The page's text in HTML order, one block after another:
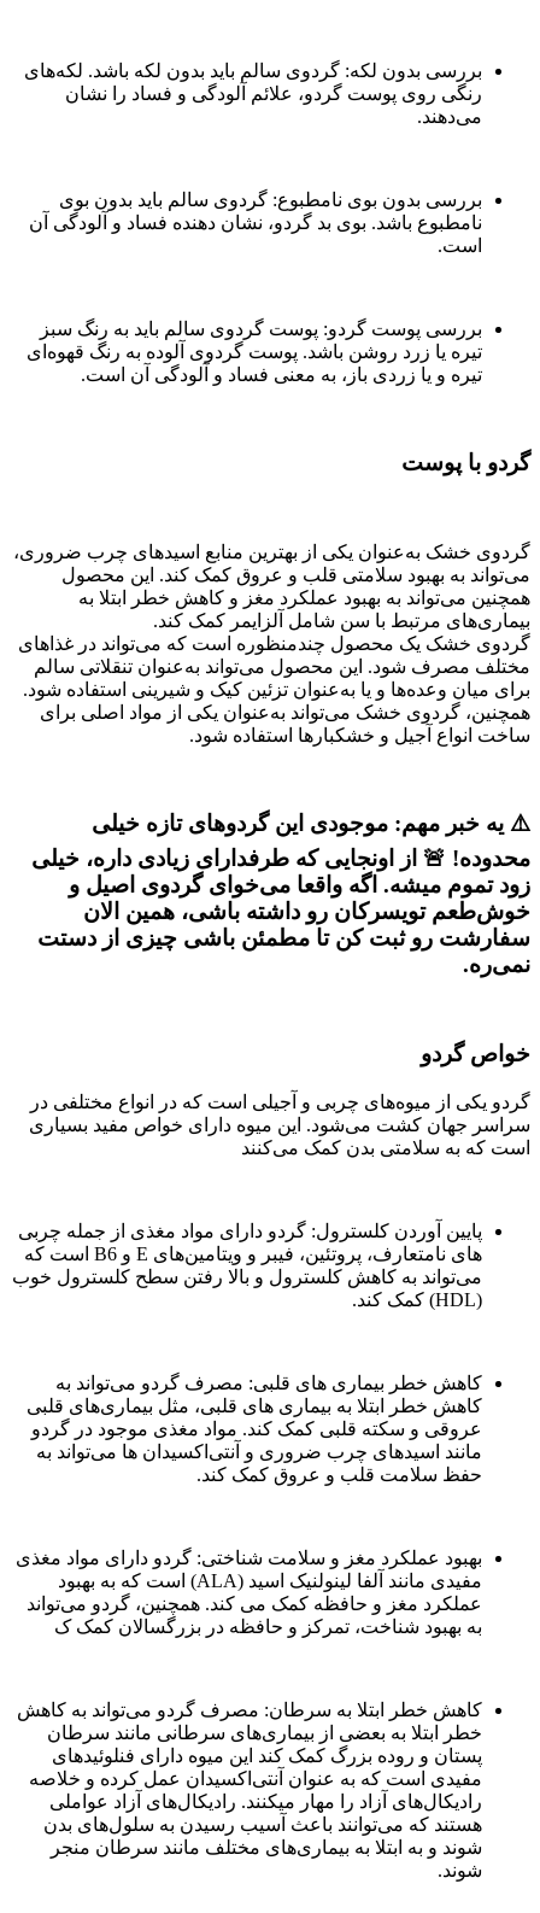
بررسی بدون لکه: گردوی سالم باید بدون لکه باشد. لکه‌های
رنگی روی پوست گردو، علائم آلودگی و فساد را نشان
می‌دهند.
بررسی بدون بوی نامطبوع: گردوی سالم باید بدون بوی
نامطبوع باشد. بوی بد گردو، نشان دهنده فساد و آلودگی آن
است.
بررسی پوست گردو: پوست گردوی سالم باید به رنگ سبز
تیره یا زرد روشن باشد. پوست گردوی آلوده به رنگ قهوه‌ای
تیره و یا زردی باز، به معنی فساد و آلودگی آن است.
گردو با پوست
گردوی خشک به‌عنوان یکی از بهترین منابع اسیدهای چرب ضروری،
می‌تواند به بهبود سلامتی قلب و عروق کمک کند. این محصول
همچنین می‌تواند به بهبود عملکرد مغز و کاهش خطر ابتلا به
بیماری‌های مرتبط با سن شامل آلزایمر کمک کند.
گردوی خشک یک محصول چندمنظوره است که می‌تواند در غذاهای
مختلف مصرف شود. این محصول می‌تواند به‌عنوان تنقلاتی سالم
برای میان وعده‌ها و یا به‌عنوان تزئین کیک و شیرینی استفاده شود.
همچنین، گردوی خشک می‌تواند به‌عنوان یکی از مواد اصلی برای
ساخت انواع آجیل و خشکبارها استفاده شود.
⚠️ یه خبر مهم: موجودی این گردوهای تازه خیلی
محدوده! 🚨 از اونجایی که طرفدارای زیادی داره، خیلی
زود تموم میشه. اگه واقعا می‌خوای گردوی اصیل و
خوش‌طعم تویسرکان رو داشته باشی، همین الان
سفارشت رو ثبت کن تا مطمئن باشی چیزی از دستت
نمی‌ره.
خواص گردو
گردو یکی از میوه‌های چربی و آجیلی است که در انواع مختلفی در
سراسر جهان کشت می‌شود. این میوه دارای خواص مفید بسیاری
است که به سلامتی بدن کمک می‌کنند
پایین آوردن کلسترول: گردو دارای مواد مغذی از جمله چربی
های نامتعارف، پروتئین، فیبر و ویتامین‌های E و B6 است که
می‌تواند به کاهش کلسترول و بالا رفتن سطح کلسترول خوب
(HDL) کمک کند.
کاهش خطر بیماری های قلبی: مصرف گردو می‌تواند به
کاهش خطر ابتلا به بیماری های قلبی، مثل بیماری‌های قلبی
عروقی و سکته قلبی کمک کند. مواد مغذی موجود در گردو
مانند اسیدهای چرب ضروری و آنتی‌اکسیدان ها می‌تواند به
حفظ سلامت قلب و عروق کمک کند.
بهبود عملکرد مغز و سلامت شناختی: گردو دارای مواد مغذی
مفیدی مانند آلفا لینولنیک اسید (ALA) است که به بهبود
عملکرد مغز و حافظه کمک می کند. همچنین، گردو می‌تواند
به بهبود شناخت، تمرکز و حافظه در بزرگسالان کمک ک
کاهش خطر ابتلا به سرطان: مصرف گردو می‌تواند به کاهش
خطر ابتلا به بعضی از بیماری‌های سرطانی مانند سرطان
پستان و روده بزرگ کمک کند این میوه دارای فنلوئیدهای
مفیدی است که به عنوان آنتی‌اکسیدان عمل کرده و خلاصه
رادیکال‌های آزاد را مهار میکنند. رادیکال‌های آزاد عواملی
هستند که می‌توانند باعث آسیب رسیدن به سلول‌های بدن
شوند و به ابتلا به بیماری‌های مختلف مانند سرطان منجر
شوند.